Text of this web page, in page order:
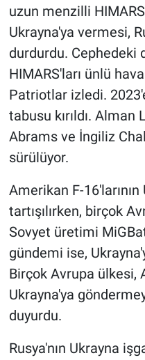
uzun menzilli
Ukrayna'ya vermesi,
durdurdu. Cephedeki
HIMARS'ları ünlü
Patriotlar izledi.
tabusu kırıldı.
Abrams ve İngiliz
sürülüyor.
Amerikan F-
tartışılırken, birçok
Sovyet üretimi
gündemi ise,
Birçok Avrupa ülkesi,
Ukrayna'ya
duyurdu.
Rusya'nın Ukrayna